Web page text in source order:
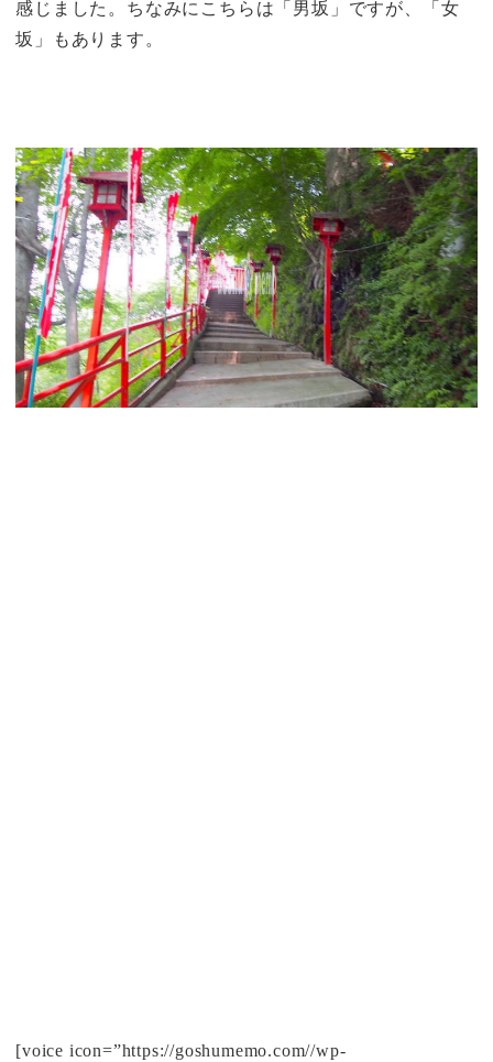
感じました。ちなみにこちらは「男坂」ですが、「女
坂」もあります。
[voice icon=”https://goshumemo.com//wp-